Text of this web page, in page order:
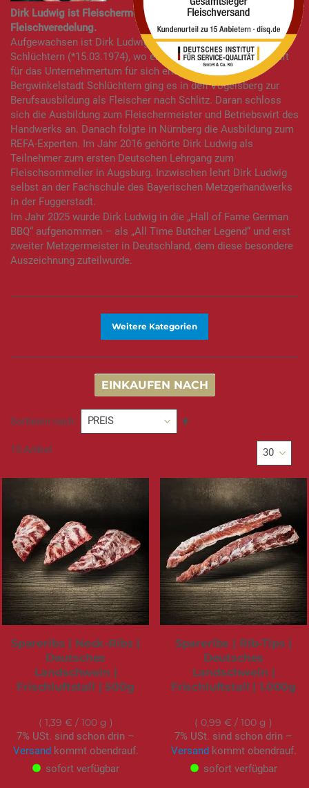
Dirk Ludwig ist Fleischermeister und Experte für
Fleischveredelung.
Aufgewachsen ist Dirk Ludwig im osthessischen Luftkurort
Schlüchtern (*15.03.1974), wo er schon früh die Leidenschaft
für das Unternehmertum für sich entdeckte. Von der
Bergwinkelstadt Schlüchtern ging es in den Vogelsberg zur
Berufsausbildung als Fleischer nach Schlitz. Daran schloss
sich die Ausbildung zum Fleischermeister und Betriebswirt des
Handwerks an. Danach folgte in Nürnberg die Ausbildung zum
REFA-Experten. Im Jahr 2016 gehörte Dirk Ludwig als
Teilnehmer zum ersten Deutschen Lehrgang zum
Fleischsommelier in Augsburg. Inzwischen lehrt Dirk Ludwig
selbst an der Fachschule des Bayerischen Metzgerhandwerks
in der Fuggerstadt.
Im Jahr 2025 wurde Dirk Ludwig in die „Hall of Fame German
BBQ“ aufgenommen – als „All Time Butcher Legend“ und erst
zweiter Metzgermeister in Deutschland, dem diese besondere
Auszeichnung zuteilwurde.
Weitere Kategorien
EINKAUFEN NACH
Sortieren nach
In
15Artikel
Spareribs | Neck-Ribs |
Deutsches
Landschwein |
Frischluftstall | 500g
1,39 €/ 100 g
7% USt. sind schon drin –
Versand kommt obendrauf.
sofort verfügbar
Spareribs | Rib-Tips |
Deutsches
Landschwein |
Frischluftstall | 1.000g
0,99 € / 100 g
7% USt. sind schon drin –
Versand kommt obendrauf.
sofort verfügbar